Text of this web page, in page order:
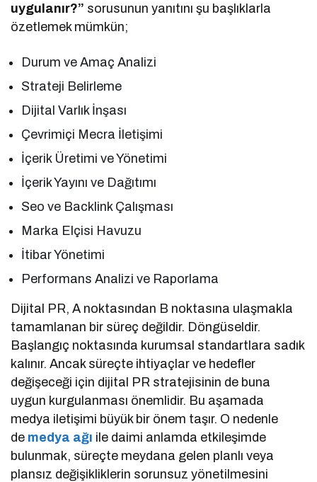
uygulanır?” sorusunun yanıtını şu başlıklarla
özetlemek mümkün;
Durum ve Amaç Analizi
Strateji Belirleme
Dijital Varlık İnşası
Çevrimiçi Mecra İletişimi
İçerik Üretimi ve Yönetimi
İçerik Yayını ve Dağıtımı
Seo ve Backlink Çalışması
Marka Elçisi Havuzu
İtibar Yönetimi
Performans Analizi ve Raporlama
Dijital PR, A noktasından B noktasına ulaşmakla
tamamlanan bir süreç değildir. Döngüseldir.
Başlangıç noktasında kurumsal standartlara sadık
kalınır. Ancak süreçte ihtiyaçlar ve hedefler
değişeceği için dijital PR stratejisinin de buna
uygun kurgulanması önemlidir. Bu aşamada
medya iletişimi büyük bir önem taşır. O nedenle
de medya ağı ile daimi anlamda etkileşimde
bulunmak, süreçte meydana gelen planlı veya
plansız değişikliklerin sorunsuz yönetilmesini